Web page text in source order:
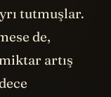
tutmuşlar.
de,
artış